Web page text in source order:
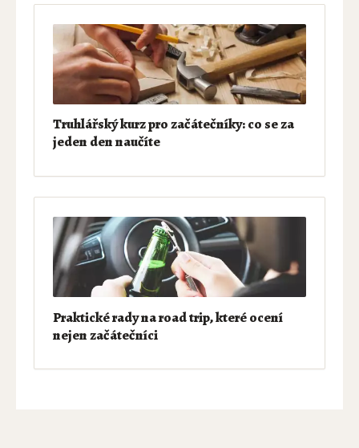
Truhlářský kurz pro začátečníky: co se za
jeden den naučíte
Praktické rady na road trip, které ocení
nejen začátečníci